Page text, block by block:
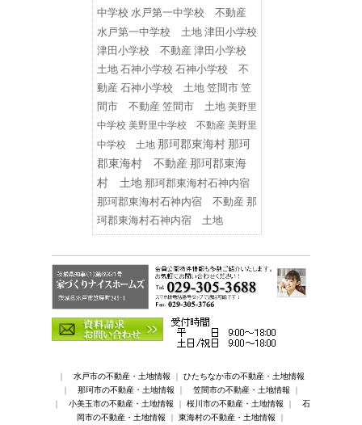
中学校 水戸第一中学校 不動産
水戸第一中学校 土地 津田小学校
津田小学校 不動産 津田小学校
土地 石神小学校 石神小学校 不
動産 石神小学校 土地 笠間市 笠
間市 不動産 笠間市 土地 美野里
中学校 美野里中学校 不動産 美野里
中学校 土地 那珂郡東海村那珂
郡東海村 不動産那珂郡東海
村 土地 那珂郡東海村石神内宿
那珂郡東海村石神内宿 不動産 那
珂郡東海村石神内宿 土地
｜ 水戸市の不動産・土地情報 ｜ ひたちなか市の不動産・土地情報
｜ 那珂市の不動産・土地情報 ｜ 笠間市の不動産・土地情報 ｜
｜ 小美玉市の不動産・土地情報 ｜ 桜川市の不動産・土地情報 ｜ 石
岡市の不動産・土地情報 ｜ 東海村の不動産・土地情報 ｜